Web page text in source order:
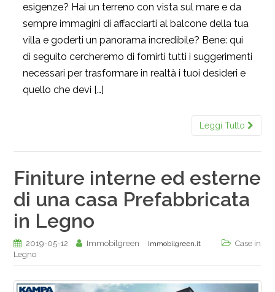
esigenze? Hai un terreno con vista sul mare e da
sempre immagini di affacciarti al balcone della tua
villa e goderti un panorama incredibile? Bene: qui
di seguito cercheremo di fornirti tutti i suggerimenti
necessari per trasformare in realtà i tuoi desideri e
quello che devi […]
Leggi Tutto
Finiture interne ed esterne
di una casa Prefabbricata
in Legno
2019-05-12 Immobilgreen Immobilgreen.it
Case in
Legno